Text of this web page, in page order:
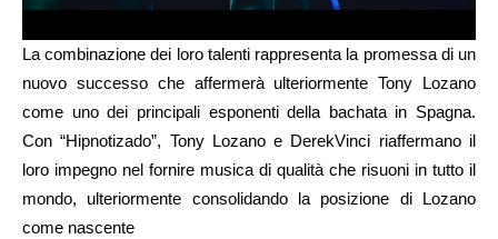
La combinazione dei loro talenti rappresenta la promessa di un
nuovo successo che affermerà ulteriormente Tony Lozano
come uno dei principali esponenti della bachata in Spagna.
Con “Hipnotizado”, Tony Lozano e DerekVinci riaffermano il
loro impegno nel fornire musica di qualità che risuoni in tutto il
mondo, ulteriormente consolidando la posizione di Lozano
come nascente